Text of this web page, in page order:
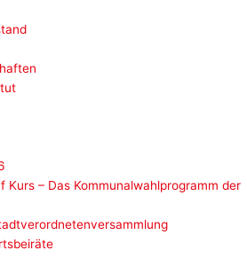
Kurs – Das Kommunalwahlprogramm der